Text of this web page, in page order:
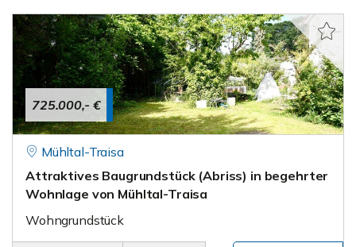
725.000,- €
Mühltal-Traisa
Attraktives Baugrundstück (Abriss) in begehrter
Wohnlage von Mühltal-Traisa
Wohngrundstück